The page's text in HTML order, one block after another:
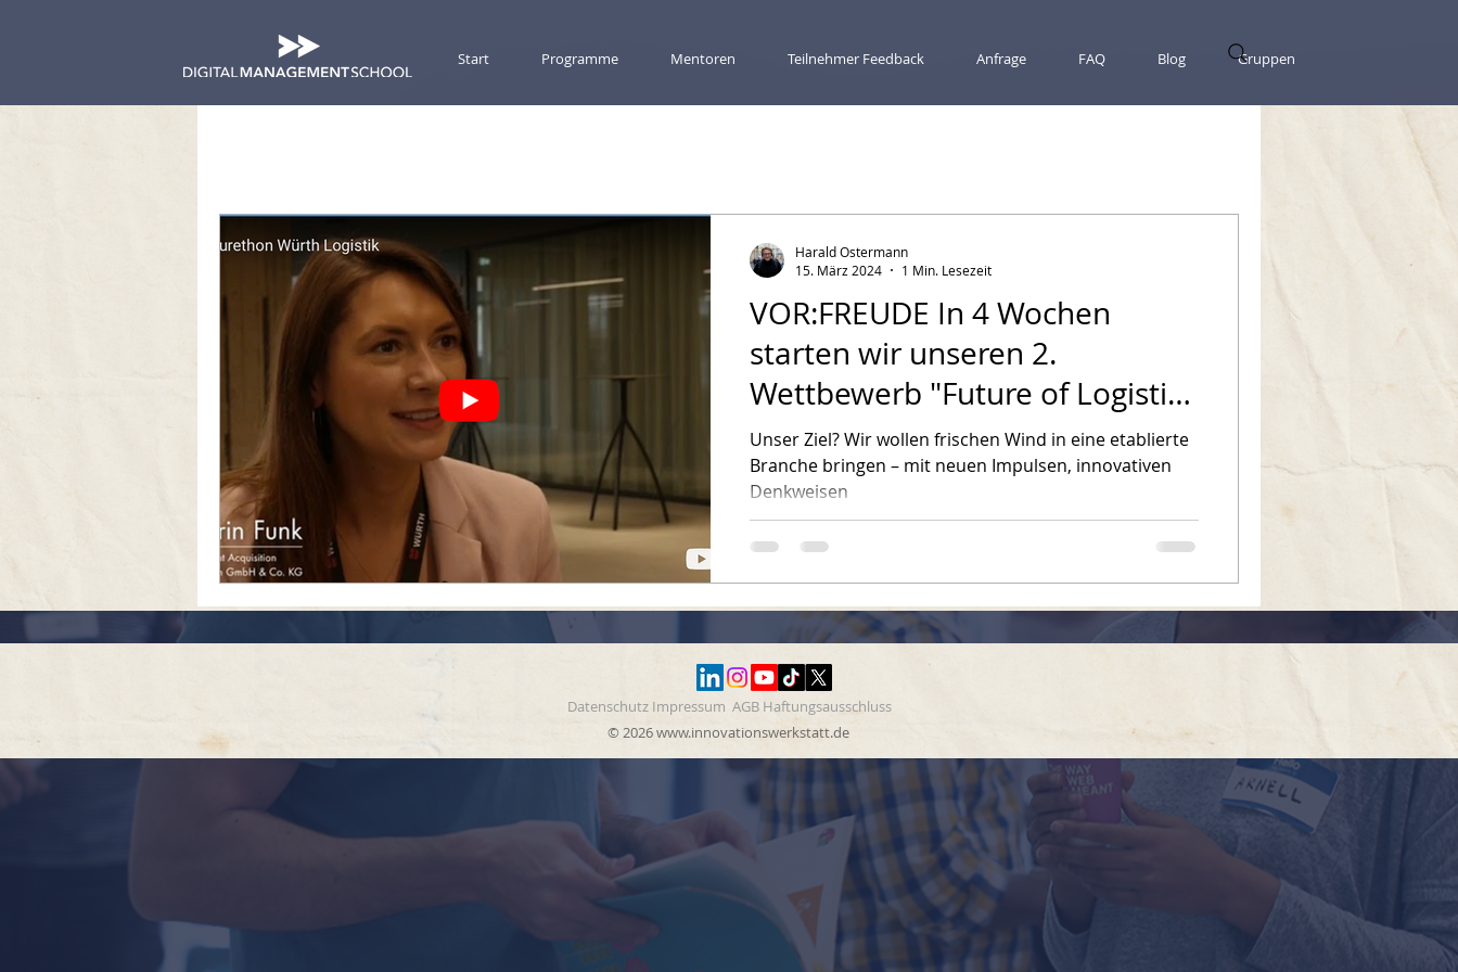
Start Programme Mentoren Teilnehmer Feedback Anfrage FAQ Blog Gruppen
VOR:FREUDE In 4 Wochen
starten wir unseren 2.
Wettbewerb "Future of Logistik
vom 18-20 April
Unser Ziel? Wir wollen frischen Wind in eine etablierte
Branche bringen – mit neuen Impulsen, innovativen
Denkweisen
Harald Ostermann
15. März 2024
1 Min. Lesezeit
Datenschutz Impressum AGB Haftungsausschluss
© 2026www.innovationswerkstatt.de